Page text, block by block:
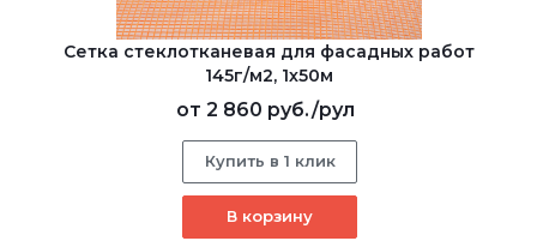
Сетка стеклотканевая для фасадных работ
145г/м2, 1х50м
от 2 860 руб./рул
Купить в 1 клик
В корзину